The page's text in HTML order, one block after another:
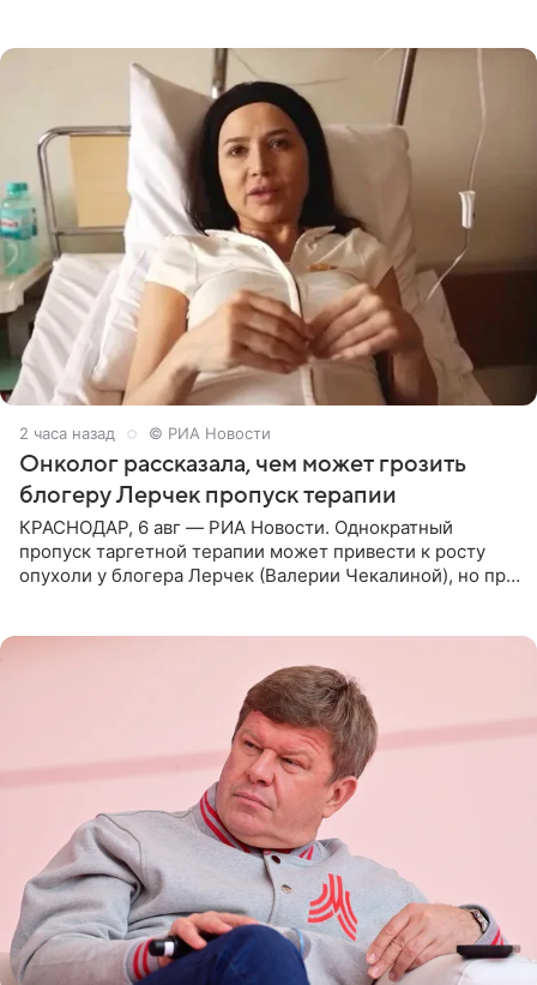
2 часа назад © РИА Новости
Онколог рассказала, чем может грозить
блогеру Лерчек пропуск терапии
КРАСНОДАР, 6 авг — РИА Новости. Однократный
пропуск таргетной терапии может привести к росту
опухоли у блогера Лерчек (Валерии Чекалиной), но при